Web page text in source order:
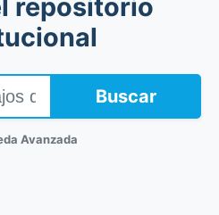
repositorio
Buscar
Avanzada